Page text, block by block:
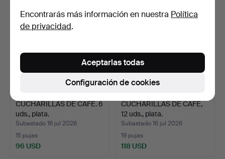
CUCHARILLAS DE CAFÉ. 6
uds., plata.
Subastado 16 jul 2026
15 pujas
96 USD
CUCHARILLAS DE CAFÉ,
12 uds., plata.
Subastado 16 jul 2026
19 pujas
118 USD
Encontrarás más información en nuestra Política
de privacidad.
Configuración de cookies
Aceptarlas todas